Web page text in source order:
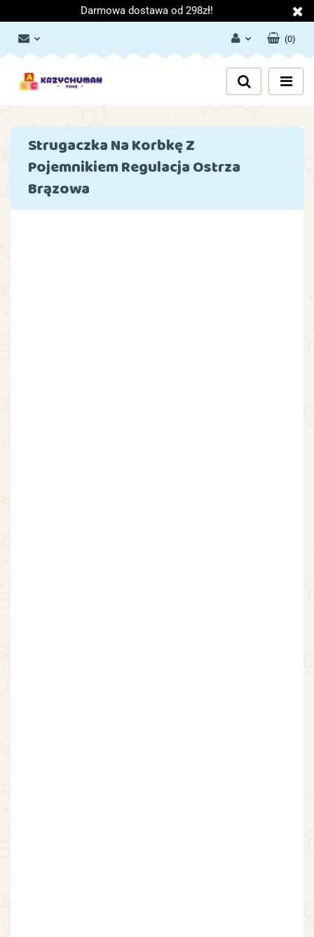
Darmowa dostawa od 298zł!
Zaloguj się
Załóż konto
Dodaj zgłoszenie
Zgody cookies
(0)
Strugaczka Na Korbkę Z
Pojemnikiem Regulacja Ostrza
Brązowa